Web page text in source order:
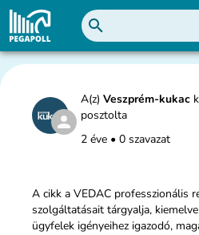
A(z) Veszprém-kukac
posztolta
2 éve • 0 szavazat
A cikk a VEDAC professzionális
szolgáltatásait tárgyalja,
ügyfelek igényeihez igazodó,